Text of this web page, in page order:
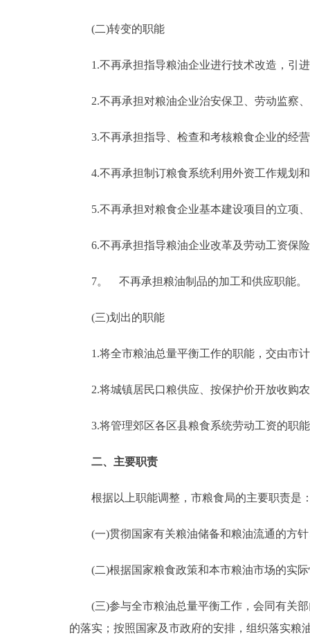
ENGLISH
DEUTSCH
ESPAÑOL
(二)转变的职能
1.不再承担指导粮油企业进行技术改造，引进
2.不再承担对粮油企业治安保卫、劳动监察、
3.不再承担指导、检查和考核粮食企业的经营
4.不再承担制订粮食系统利用外资工作规划和
5.不再承担对粮食企业基本建设项目的立项、
6.不再承担指导粮油企业改革及劳动工资保险
7。 不再承担粮油制品的加工和供应职能。
(三)划出的职能
1.将全市粮油总量平衡工作的职能，交由市
2.将城镇居民口粮供应、按保护价开放收购农
3.将管理郊区各区县粮食系统劳动工资的职能
二、主要职责
根据以上职能调整，市粮食局的主要职责是
(一)贯彻国家有关粮油储备和粮油流通的方针
(二)根据国家粮食政策和本市粮油市场的实际
(三)参与全市粮油总量平衡工作，会同有关部
的落实；按照国家及市政府的安排，组织落实粮